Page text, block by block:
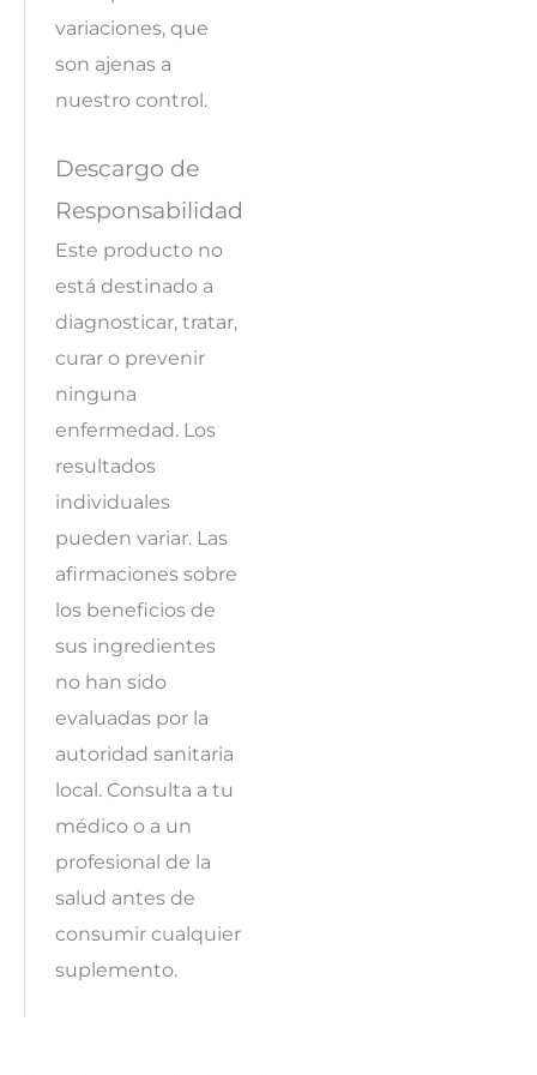
variaciones, que
son ajenas a
nuestro control.
Descargo de
Responsabilidad
Este producto no
está destinado a
diagnosticar, tratar,
curar o prevenir
ninguna
enfermedad. Los
resultados
individuales
pueden variar. Las
afirmaciones sobre
los beneficios de
sus ingredientes
no han sido
evaluadas por la
autoridad sanitaria
local. Consulta a tu
médico o a un
profesional de la
salud antes de
consumir cualquier
suplemento.